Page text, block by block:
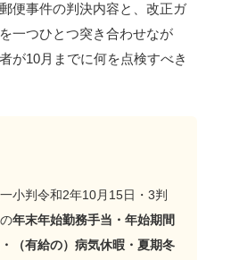
便事件の判決内容と、改正ガ
一つひとつ突き合わせなが
が10月までに何を点検すべき
小判令和2年10月15日・3判
年末年始勤務手当・年始期間
（有給の）病気休暇・夏期冬